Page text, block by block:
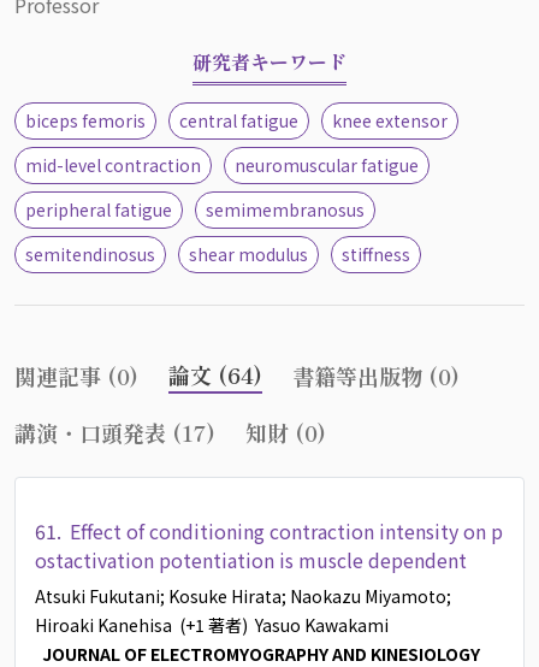
研究者キーワード
biceps femoris central fatigue
knee extensor
mid-level contraction
neuromuscular fatigue
peripheral fatigue
semimembranosus
semitendinosus
shear modulus stiffness
関連記事 (0) 論文 (64)
書籍等出版物 (0)
講演・口頭発表 (17)
知財 (0)
61. Effect of conditioning contraction intensity on p
ostactivation potentiation is muscle dependent
Atsuki Fukutani; Kosuke Hirata; Naokazu Miyamoto;
Hiroaki Kanehisa (+1 著者) Yasuo Kawakami
JOURNAL OF ELECTROMYOGRAPHY AND KINESIOLOGY